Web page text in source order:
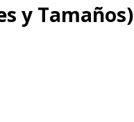
y Tamaños)